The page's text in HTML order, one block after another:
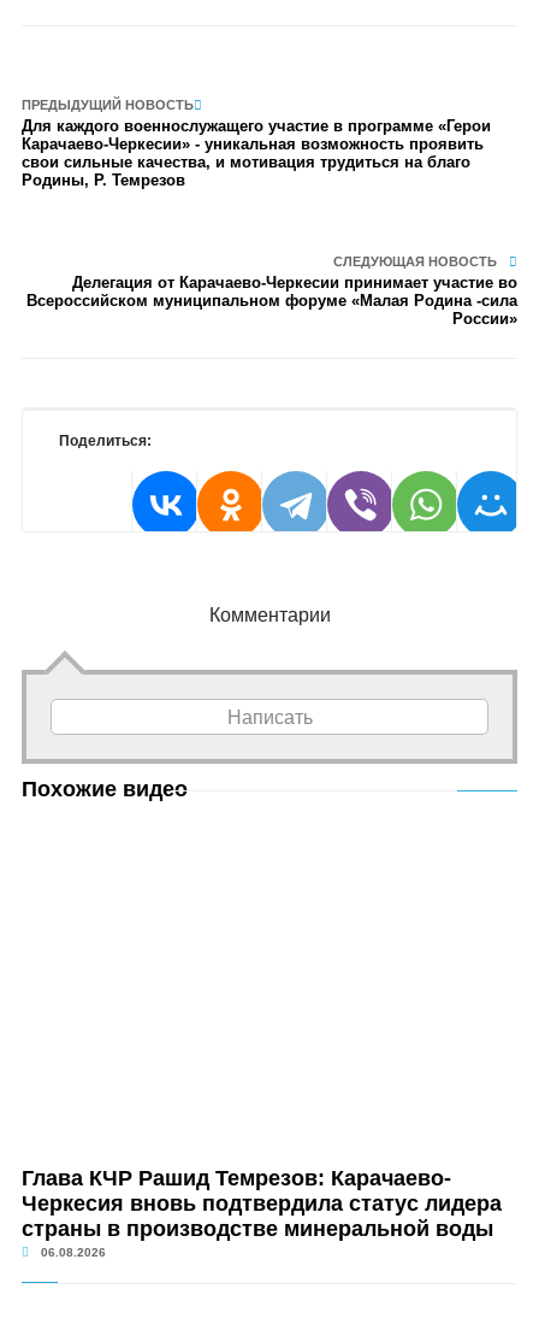
ПРЕДЫДУЩИЙ НОВОСТЬ
Для каждого военнослужащего участие в программе «Герои
Карачаево-Черкесии» - уникальная возможность проявить
свои сильные качества, и мотивация трудиться на благо
Родины, Р. Темрезов
СЛЕДУЮЩАЯ НОВОСТЬ
Делегация от Карачаево-Черкесии принимает участие во
Всероссийском муниципальном форуме «Малая Родина -сила
России»
Поделиться:
Комментарии
Написать
Похожие видео
Глава КЧР Рашид Темрезов: Карачаево-
Черкесия вновь подтвердила статус лидера
страны в производстве минеральной воды
06.08.2026